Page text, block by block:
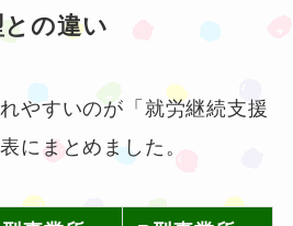
の違い
やすいのが「就労継続支援
にまとめました。